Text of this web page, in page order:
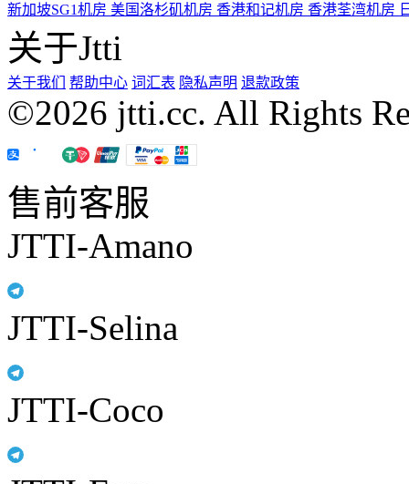
新加坡SG1机房 美国洛杉矶机房 香港和记机房 香港荃湾机房
关于Jtti
关于我们 帮助中心 词汇表 隐私声明 退款政策
©2026 jtti.cc. All Rights
售前客服
JTTI-Amano
JTTI-Selina
JTTI-Coco